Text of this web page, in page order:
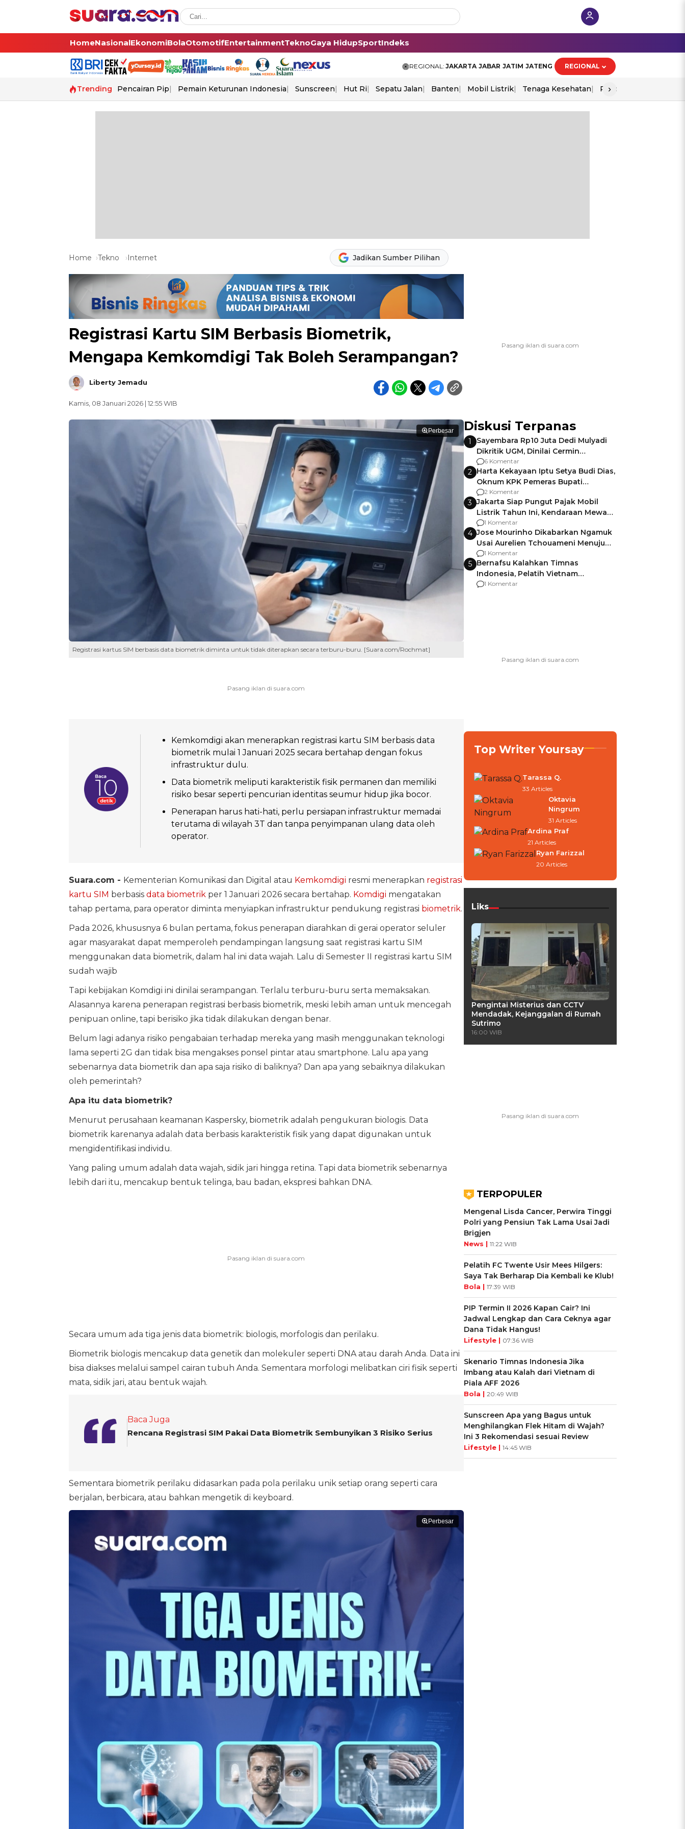
HomeNasionalEkonomiBolaOtomotifEntertainmentTeknoGaya HidupSportIndeks
REGIONAL: JAKARTA JABAR JATIM JATENG REGIONAL
Trending Pencairan Pip Pemain Keturunan Indonesia Sunscreen Hut Ri Sepatu Jalan Banten Mobil Listrik Tenaga Kesehatan Piala Aff 2026
›
Home Tekno Internet Jadikan Sumber Pilihan
Registrasi Kartu SIM Berbasis Biometrik,
Mengapa Kemkomdigi Tak Boleh Serampangan?
Liberty Jemadu
Kamis, 08 Januari 2026 | 12:55 WIB
Perbesar
Registrasi kartus SIM berbasis data biometrik diminta untuk tidak diterapkan secara terburu-buru. [Suara.com/Rochmat]
Kemkomdigi akan menerapkan registrasi kartu SIM berbasis data
biometrik mulai 1 Januari 2025 secara bertahap dengan fokus
infrastruktur dulu.
Data biometrik meliputi karakteristik fisik permanen dan memiliki
risiko besar seperti pencurian identitas seumur hidup jika bocor.
Penerapan harus hati-hati, perlu persiapan infrastruktur memadai
terutama di wilayah 3T dan tanpa penyimpanan ulang data oleh
operator.
Suara.com - Kementerian Komunikasi dan Digital atau Kemkomdigi resmi menerapkan registrasi
kartu SIM berbasis data biometrik per 1 Januari 2026 secara bertahap. Komdigi mengatakan
tahap pertama, para operator diminta menyiapkan infrastruktur pendukung registrasi biometrik.
Pada 2026, khususnya 6 bulan pertama, fokus penerapan diarahkan di gerai operator seluler
agar masyarakat dapat memperoleh pendampingan langsung saat registrasi kartu SIM
menggunakan data biometrik, dalam hal ini data wajah. Lalu di Semester II registrasi kartu SIM
sudah wajib
Tapi kebijakan Komdigi ini dinilai serampangan. Terlalu terburu-buru serta memaksakan.
Alasannya karena penerapan registrasi berbasis biometrik, meski lebih aman untuk mencegah
penipuan online, tapi berisiko jika tidak dilakukan dengan benar.
Belum lagi adanya risiko pengabaian terhadap mereka yang masih menggunakan teknologi
lama seperti 2G dan tidak bisa mengakses ponsel pintar atau smartphone. Lalu apa yang
sebenarnya data biometrik dan apa saja risiko di baliknya? Dan apa yang sebaiknya dilakukan
oleh pemerintah?
Apa itu data biometrik?
Menurut perusahaan keamanan Kaspersky, biometrik adalah pengukuran biologis. Data
biometrik karenanya adalah data berbasis karakteristik fisik yang dapat digunakan untuk
mengidentifikasi individu.
Yang paling umum adalah data wajah, sidik jari hingga retina. Tapi data biometrik sebenarnya
lebih dari itu, mencakup bentuk telinga, bau badan, ekspresi bahkan DNA.
Secara umum ada tiga jenis data biometrik: biologis, morfologis dan perilaku.
Biometrik biologis mencakup data genetik dan molekuler seperti DNA atau darah Anda. Data ini
bisa diakses melalui sampel cairan tubuh Anda. Sementara morfologi melibatkan ciri fisik seperti
mata, sidik jari, atau bentuk wajah.
Baca Juga
Rencana Registrasi SIM Pakai Data Biometrik Sembunyikan 3 Risiko Serius
Sementara biometrik perilaku didasarkan pada pola perilaku unik setiap orang seperti cara
berjalan, berbicara, atau bahkan mengetik di keyboard.
Perbesar
Diskusi Terpanas
1
Sayembara Rp10 Juta Dedi Mulyadi
Dikritik UGM, Dinilai Cermin
Gagalnya Negara Jamin Keamanan
6 Komentar
2 Harta Kekayaan Iptu Setya Budi Dias,
Oknum KPK Pemeras Bupati
Pemalang
2 Komentar
3 Jakarta Siap Pungut Pajak Mobil
Listrik Tahun Ini, Kendaraan Mewah
Kena hingga 75% PKB
1 Komentar
4 Jose Mourinho Dikabarkan Ngamuk
Usai Aurelien Tchouameni Menuju
Manchester United
1 Komentar
5 Bernafsu Kalahkan Timnas
Indonesia, Pelatih Vietnam
Berencana Pakai Jimat di Pakansari
1 Komentar
Top Writer Yoursay
Tarassa Q.
33 Articles
Oktavia
Ningrum
31 Articles
Ardina Praf
21 Articles
Ryan Farizzal
20 Articles
Liks
Pengintai Misterius dan CCTV
Mendadak, Kejanggalan di Rumah
Sutrimo
16:00 WIB
TERPOPULER
Mengenal Lisda Cancer, Perwira Tinggi
Polri yang Pensiun Tak Lama Usai Jadi
Brigjen
News | 11:22 WIB
Pelatih FC Twente Usir Mees Hilgers:
Saya Tak Berharap Dia Kembali ke Klub!
Bola | 17:39 WIB
PIP Termin II 2026 Kapan Cair? Ini
Jadwal Lengkap dan Cara Ceknya agar
Dana Tidak Hangus!
Lifestyle | 07:36 WIB
Skenario Timnas Indonesia Jika
Imbang atau Kalah dari Vietnam di
Piala AFF 2026
Bola | 20:49 WIB
Sunscreen Apa yang Bagus untuk
Menghilangkan Flek Hitam di Wajah?
Ini 3 Rekomendasi sesuai Review
Lifestyle | 14:45 WIB